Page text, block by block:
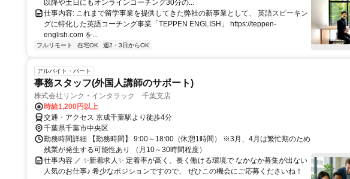
以降や土日にもオンラインコーチング30分の...
仕事内容: これまで留学事業を提供してきた弊社の新事業として、 英語スピーキン
グに特化した英語コーチング事業「TEPPEN ENGLISH」 https://teppen-
english.com を...
フルリモート 在宅OK 週2・3日からOK
アルバイト・パート
事務スタッフ(外国人講師のサポート)
株式会社リンク・インタラック 千葉支店
時給1,200円以上
交通・アクセス 京成千葉駅より徒歩4分
千葉県千葉市中央区
勤務時間詳細 【勤務時間】 9:00～18:00（休憩1時間） ※3月、4月は繁忙期のため
残業が発生する可能性あり （月10～30時間程度）
仕事内容 ／ ✨新着求人✨ 定着率が高く、長く働ける環境で なかなか募集が出ない
人気のお仕事♪ 希少なポジションですので、 ぜひこの機会にご応募くださいね！